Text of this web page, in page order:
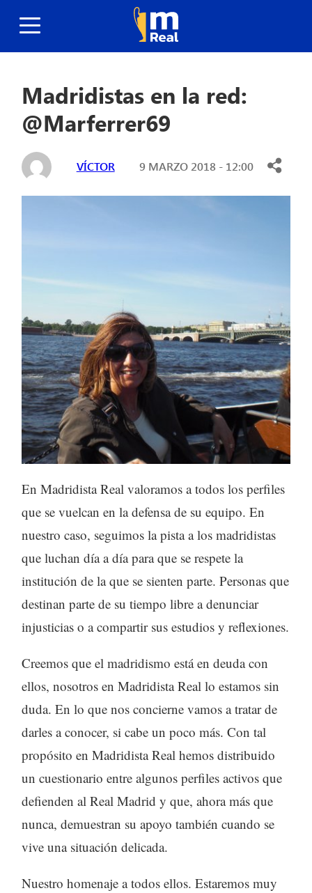
Madridistas en la red:
@Marferrer69
VÍCTOR 9 MARZO 2018 - 12:00
En Madridista Real valoramos a todos los perfiles
que se vuelcan en la defensa de su equipo. En
nuestro caso, seguimos la pista a los madridistas
que luchan día a día para que se respete la
institución de la que se sienten parte. Personas que
destinan parte de su tiempo libre a denunciar
injusticias o a compartir sus estudios y reflexiones.
Creemos que el madridismo está en deuda con
ellos, nosotros en Madridista Real lo estamos sin
duda. En lo que nos concierne vamos a tratar de
darles a conocer, si cabe un poco más. Con tal
propósito en Madridista Real hemos distribuido
un cuestionario entre algunos perfiles activos que
defienden al Real Madrid y que, ahora más que
nunca, demuestran su apoyo también cuando se
vive una situación delicada.
Nuestro homenaje a todos ellos. Estaremos muy